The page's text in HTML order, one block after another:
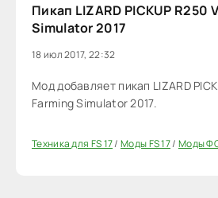
Пикап LIZARD PICKUP R250
Simulator 2017
18 июл 2017, 22:32
Мод добавляет пикап LIZARD
Farming Simulator 2017.
Техника для FS 17/Моды FS 17/ Моды